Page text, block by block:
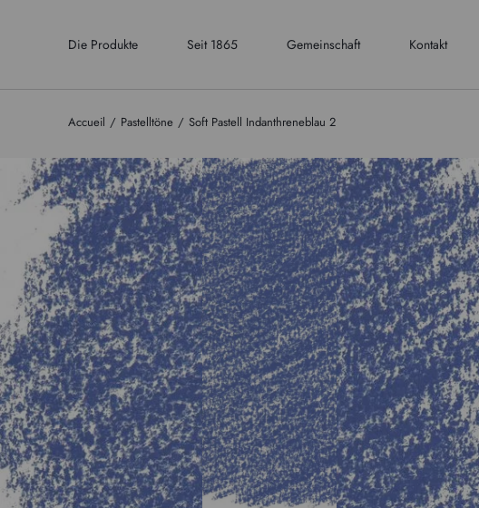
Die Produkte Seit 1865 Gemeinschaft Kontakt
Accueil Pastelltöne Soft Pastell Indanthreneblau 2